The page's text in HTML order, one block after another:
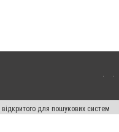
для пошукових систем